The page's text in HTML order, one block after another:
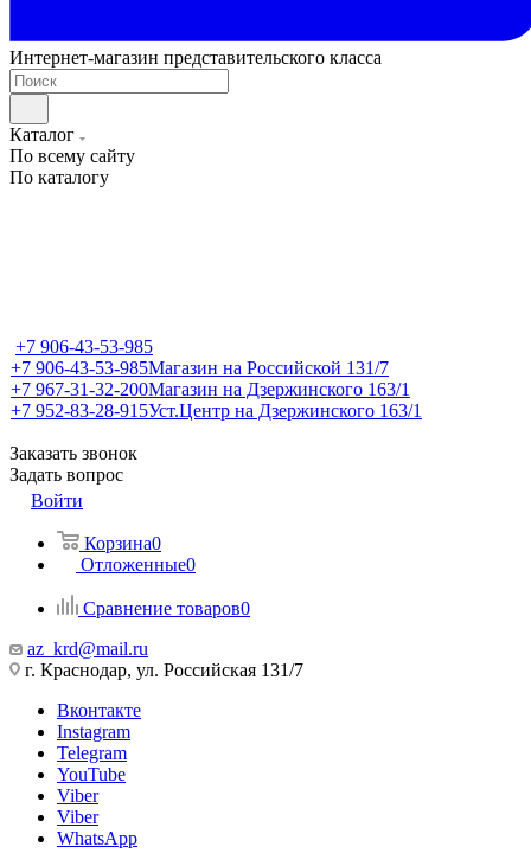
Интернет-магазин представительского класса
Каталог
По всему сайту
По каталогу
+7 906-43-53-985
+7 906-43-53-985Магазин на Российской 131/7
+7 967-31-32-200Магазин на Дзержинского 163/1
+7 952-83-28-915Уст.Центр на Дзержинского 163/1
Заказать звонок
Задать вопрос
Войти
Корзина0
Отложенные0
Сравнение товаров0
az_krd@mail.ru
г. Краснодар, ул. Российская 131/7
Вконтакте
Instagram
Telegram
YouTube
Viber
Viber
WhatsApp